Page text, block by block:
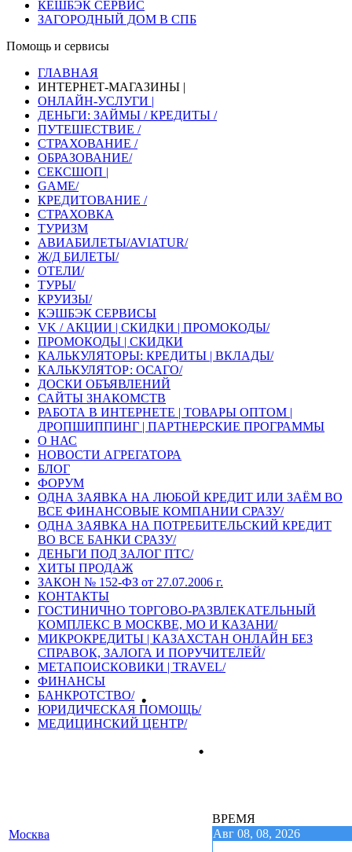
КЕШБЭК СЕРВИС
ЗАГОРОДНЫЙ ДОМ В СПБ
Помощь и сервисы
ГЛАВНАЯ
ИНТЕРНЕТ-МАГАЗИНЫ |
ОНЛАЙН-УСЛУГИ |
ДЕНЬГИ: ЗАЙМЫ / КРЕДИТЫ /
ПУТЕШЕСТВИЕ /
СТРАХОВАНИЕ /
ОБРАЗОВАНИЕ/
СЕКСШОП |
GAME/
КРЕДИТОВАНИЕ /
СТРАХОВКА
ТУРИЗМ
АВИАБИЛЕТЫ/AVIATUR/
Ж/Д БИЛЕТЫ/
ОТЕЛИ/
ТУРЫ/
КРУИЗЫ/
КЭШБЭК СЕРВИСЫ
VK / АКЦИИ | СКИДКИ | ПРОМОКОДЫ/
ПРОМОКОДЫ | СКИДКИ
КАЛЬКУЛЯТОРЫ: КРЕДИТЫ | ВКЛАДЫ/
КАЛЬКУЛЯТОР: ОСАГО/
ДОСКИ ОБЪЯВЛЕНИЙ
САЙТЫ ЗНАКОМСТВ
РАБОТА В ИНТЕРНЕТЕ | ТОВАРЫ ОПТОМ |
ДРОПШИППИНГ | ПАРТНЕРСКИЕ ПРОГРАММЫ
О НАС
НОВОСТИ АГРЕГАТОРА
БЛОГ
ФОРУМ
ОДНА ЗАЯВКА НА ЛЮБОЙ КРЕДИТ ИЛИ ЗАЁМ ВО
ВСЕ ФИНАНСОВЫЕ КОМПАНИИ СРАЗУ/
ОДНА ЗАЯВКА НА ПОТРЕБИТЕЛЬСКИЙ КРЕДИТ
ВО ВСЕ БАНКИ СРАЗУ/
ДЕНЬГИ ПОД ЗАЛОГ ПТС/
ХИТЫ ПРОДАЖ
ЗАКОН № 152-ФЗ от 27.07.2006 г.
КОНТАКТЫ
ГОСТИНИЧНО ТОРГОВО-РАЗВЛЕКАТЕЛЬНЫЙ
КОМПЛЕКС В МОСКВЕ, МО И КАЗАНИ/
МИКРОКРЕДИТЫ | КАЗАХСТАН ОНЛАЙН БЕЗ
СПРАВОК, ЗАЛОГА И ПОРУЧИТЕЛЕЙ/
МЕТАПОИСКОВИКИ | TRAVEL/
ФИНАНСЫ
БАНКРОТСТВО/
ЮРИДИЧЕСКАЯ ПОМОЩЬ/
МЕДИЦИНСКИЙ ЦЕНТР/
Москва
ВРЕМЯ
Авг 08, 08, 2026